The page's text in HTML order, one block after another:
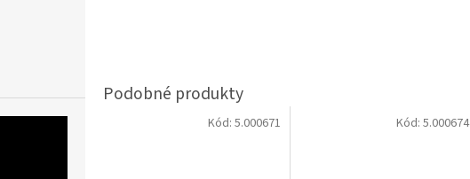
Kód: 5.000671 Kód: 5.000674